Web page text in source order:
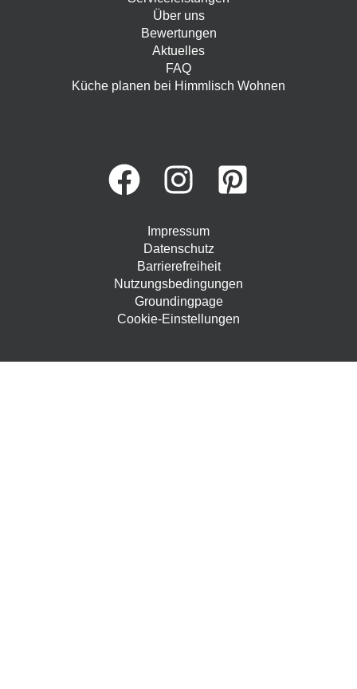
Über uns
Bewertungen
Aktuelles
FAQ
Küche planen bei Himmlisch Wohnen
Impressum
Datenschutz
Barrierefreiheit
Nutzungsbedingungen
Groundingpage
Cookie-Einstellungen